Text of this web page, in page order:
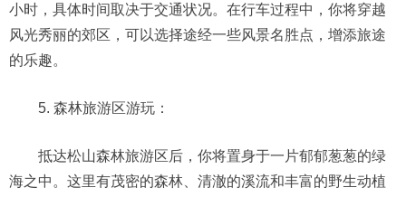
小时，具体时间取决于交通状况。在行车过程中，你将穿越
风光秀丽的郊区，可以选择途经一些风景名胜点，增添旅途
的乐趣。
5. 森林旅游区游玩：
抵达松山森林旅游区后，你将置身于一片郁郁葱葱的绿
海之中。这里有茂密的森林、清澈的溪流和丰富的野生动植